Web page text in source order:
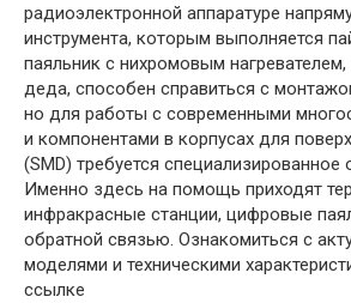
радиоэлектронной аппаратуре
инструмента, которым выполняется
паяльник с нихромовым
деда, способен справиться с
но для работы с современными
и компонентами в корпусах для
(SMD) требуется специализированное
Именно здесь на помощь приходят
инфракрасные станции, цифровые
обратной связью. Ознакомиться с
моделями и техническими
ссылке